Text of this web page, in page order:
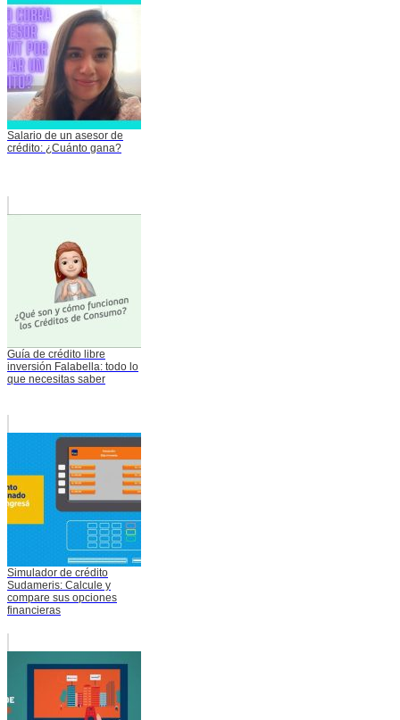
Salario de un asesor de
crédito: ¿Cuánto gana?
Guía de crédito libre
inversión Falabella: todo lo
que necesitas saber
Simulador de crédito
Sudameris: Calcule y
compare sus opciones
financieras